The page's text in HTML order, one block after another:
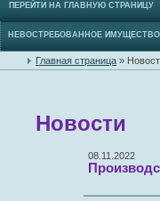
ПЕРЕЙТИ НА ГЛАВНУЮ СТРАНИЦУ
НЕВОСТРЕБОВАННОЕ ИМУЩЕСТВО
Главная страница »
Новости
08.11.2022